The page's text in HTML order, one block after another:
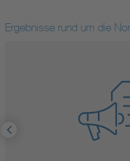
Ergebnisse rund um die